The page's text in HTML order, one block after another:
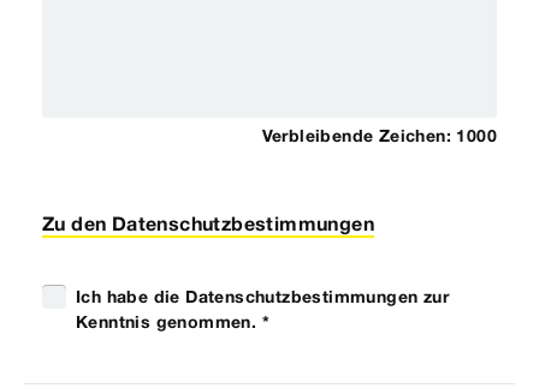
Verbleibende Zeichen: 1000
Zu den Datenschutzbestimmungen
Ich habe die Datenschutzbestimmungen zur
Kenntnis genommen. *